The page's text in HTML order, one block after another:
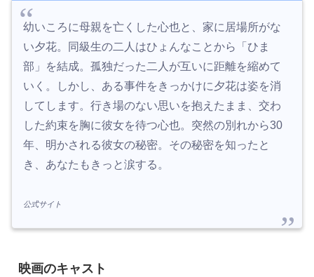
幼いころに母親を亡くした心也と、家に居場所がな
い夕花。同級生の二人はひょんなことから「ひま
部」を結成。孤独だった二人が互いに距離を縮めて
いく。しかし、ある事件をきっかけに夕花は姿を消
してします。行き場のない思いを抱えたまま、交わ
した約束を胸に彼女を待つ心也。突然の別れから30
年、明かされる彼女の秘密。その秘密を知ったと
き、あなたもきっと涙する。
公式サイト
映画のキャスト